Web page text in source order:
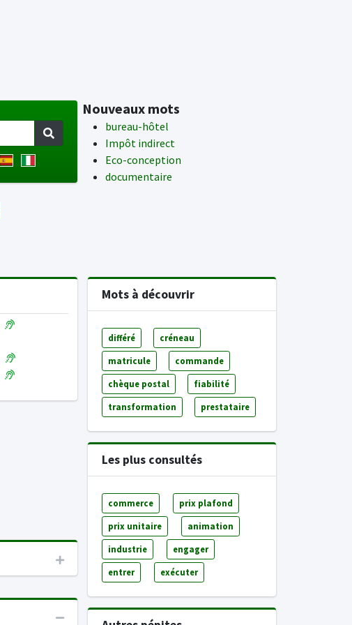
Nouveaux mots
bureau-hôtel
Impôt indirect
Eco-conception
documentaire
Mots à découvrir
différé créneau
matricule commande
chèque postal fiabilité
transformation prestataire
Les plus consultés
commerce prix plafond
prix unitaire animation
industrie engager
entrer exécuter